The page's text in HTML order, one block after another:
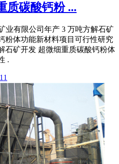
质碳酸钙粉 ...
业有限公司年产 3 万吨方解石矿
粉体功能新材料项目可行性研究
石矿开发 超微细重质碳酸钙粉体
.